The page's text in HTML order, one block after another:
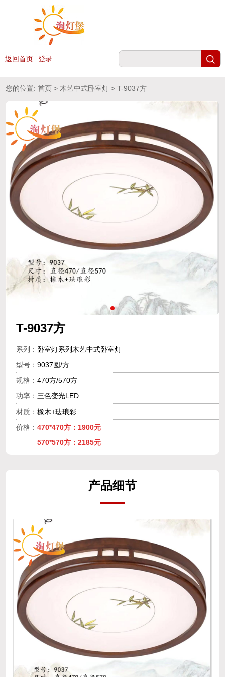
返回首页 登录
您的位置:首页 > 木艺中式卧室灯 > T-9037方
T-9037方
系列： 卧室灯系列木艺中式卧室灯
型号： 9037圆/方
规格： 470方/570方
功率： 三色变光LED
材质： 橡木+珐琅彩
价格： 470*470方：1900元
570*570方：2185元
产品细节